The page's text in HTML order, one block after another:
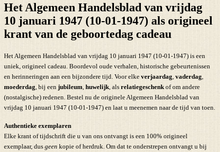
Het Algemeen Handelsblad van vrijdag
10 januari 1947 (10-01-1947) als origineel
krant van de geboortedag cadeau
Het Algemeen Handelsblad van vrijdag 10 januari 1947 (10-01-1947) is een
uniek, origineel cadeau. Boordevol oude verhalen, historische gebeurtenissen
en herinneringen aan een bijzondere tijd. Voor elke verjaardag vaderdag
moederdag , bij een jubileum huwelijk , als relatiegeschenk of om andere
(nostalgische) redenen. Bestel nu de originele Algemeen Handelsblad van
vrijdag 10 januari 1947 (10-01-1947) en laat u meenemen naar de tijd van toen.
Authentieke exemplaren
Elke krant of tijdschrift die u van ons ontvangt is een 100% origineel
exemplaar, dus geen kopie of herdruk. Om dat te onderstrepen ontvangt u bij